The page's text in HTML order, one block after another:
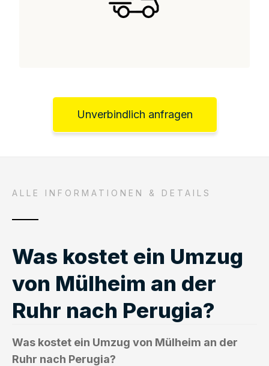
Unverbindlich anfragen
ALLE INFORMATIONEN & DETAILS
Was kostet ein Umzug
von Mülheim an der
Ruhr nach Perugia?
Was kostet ein Umzug von Mülheim an der
Ruhr nach Perugia?